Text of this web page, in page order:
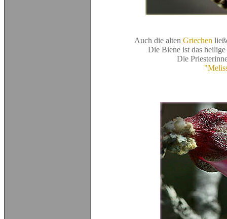
Auch die alten Griechen
Die Biene ist das
Die